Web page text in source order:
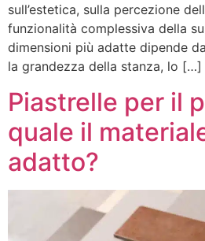
sull’estetica, sulla percezione
funzionalità complessiva della
dimensioni più adatte dipende
la grandezza della stanza, lo […]
Piastrelle per il
quale il
adatto?